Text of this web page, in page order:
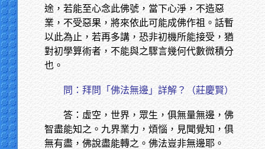
途，若能至心念此佛號，當下心淨，不造惡
業，不受惡果，將來依此可能成佛作祖。話暫
以此為止，若再多講，恐非初機所能接受，猶
對初學算術者，不能與之驟言幾何代數微積分
也。
問：拜問「佛法無邊」詳解？（莊慶賢）
答：虛空，世界，眾生，俱無量無邊，佛
智盡能知之。九界業力，煩惱，見聞覺知，俱
無有盡，佛說盡能轉之。佛法豈非無邊耶。